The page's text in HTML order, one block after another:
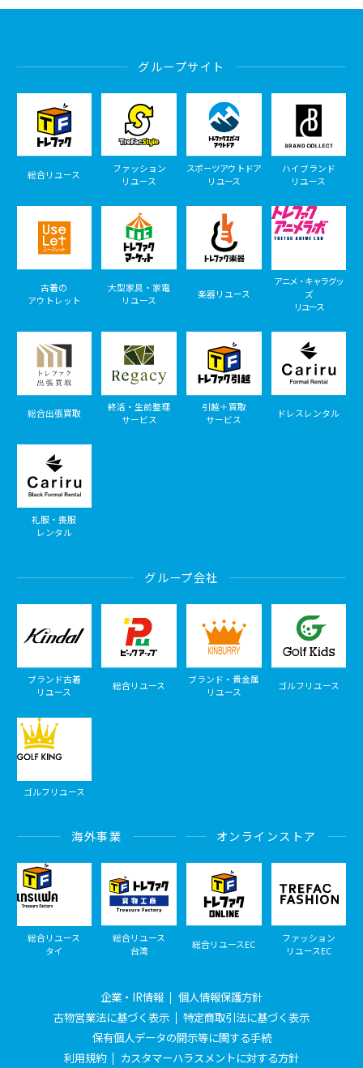
グループサイト
総合リユース
ファッション
リユース
スポーツアウトドア
リユース
ハイブランド
リユース
古着の
アウトレット
大型家具・家電
リユース
楽器リユース
アニメ・キャラグッ
ズ
リユース
総合出張買取
終活・生前整理
サービス
引越＋買取
サービス
ドレスレンタル
礼服・喪服
レンタル
グループ会社
ブランド古着
リユース
総合リユース
ブランド・貴金属
リユース
ゴルフリユース
ゴルフリユース
海外事業
総合リユース
タイ
総合リユース
台湾
オンラインストア
総合リユースEC
ファッション
リユースEC
企業・IR情報
個人情報保護方針
古物営業法に基づく表示
特定商取引法に基づく表示
保有個人データの開示等に関する手続
利用規約
カスタマーハラスメントに対する方針